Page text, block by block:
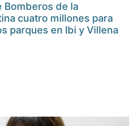
Bomberos de la
cuatro millones para
parques en Ibi y Villena